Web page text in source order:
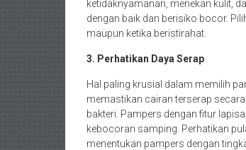
ketidaknyamanan, menekan kulit,
dengan baik dan berisiko bocor.
maupun ketika beristirahat.
3. Perhatikan Daya Serap
Hal paling krusial dalam memilih
memastikan cairan terserap
bakteri. Pampers dengan fitur
kebocoran samping. Perhatikan
menentukan pampers dengan